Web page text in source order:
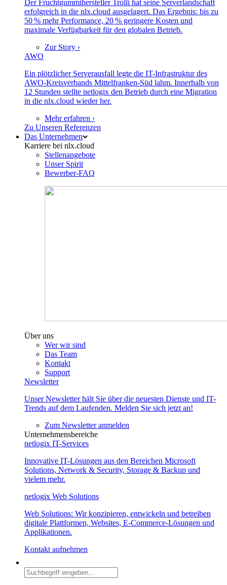
Der Fruchtgummihersteller Trolli hat seine Serverlandschaft
erfolgreich in die nlx.cloud ausgelagert. Das Ergebnis: bis zu
50 % mehr Performance, 20 % geringere Kosten und
maximale Verfügbarkeit für den globalen Betrieb.
Zur Story ›
AWO
Ein plötzlicher Serverausfall legte die IT-Infrastruktur des
AWO-Kreisverbands Mittelfranken-Süd lahm. Innerhalb von
12 Stunden stellte netlogix den Betrieb durch eine Migration
in die nlx.cloud wieder her.
Mehr erfahren ›
Zu Unseren Referenzen
Das Unternehmen
Karriere bei nlx.cloud
Stellenangebote
Unser Spirit
Bewerber-FAQ
Über uns
Wer wir sind
Das Team
Kontakt
Support
Newsletter
Unser Newsletter hält Sie über die neuesten Dienste und IT-
Trends auf dem Laufenden. Melden Sie sich jetzt an!
Zum Newsletter anmelden
Unternehmensbereiche
netlogix IT-Services
Innovative IT-Lösungen aus den Bereichen Microsoft
Solutions, Network & Security, Storage & Backup und
vielem mehr.
netlogix Web Solutions
Web Solutions: Wir konzipieren, entwickeln und betreiben
digitale Plattformen, Websites, E-Commerce-Lösungen und
Applikationen.
Kontakt aufnehmen